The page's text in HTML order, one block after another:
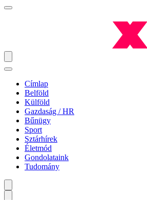
Címlap
Belföld
Külföld
Gazdaság / HR
Bűnügy
Sport
Sztárhírek
Életmód
Gondolataink
Tudomány